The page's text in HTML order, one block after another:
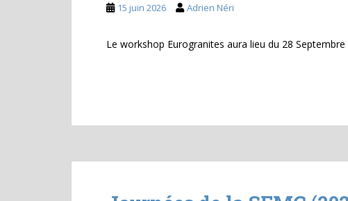
15 juin 2026 Adrien Néri
Le workshop Eurogranites aura lieu du 28